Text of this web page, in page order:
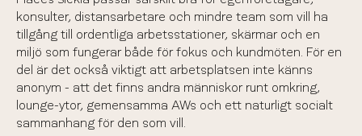
“Att börja jobba från Places är ett av debästa
besluten jag tagit för min karriär."
Alma Carsjö Business Developer
Medlem på Places Östermalm
konsulter, distansarbetare och mindre team som vill ha
tillgång till ordentliga arbetsstationer, skärmar och en
miljö som fungerar både för fokus och kundmöten. För en
del är det också viktigt att arbetsplatsen inte känns
anonym - att det finns andra människor runt omkring,
lounge-ytor, gemensamma AWs och ett naturligt socialt
sammanhang för den som vill.